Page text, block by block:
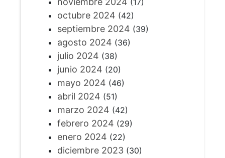
(17)
octubre 2024 (42)
septiembre 2024 (39)
agosto 2024 (36)
julio 2024 (38)
junio 2024 (20)
mayo 2024 (46)
abril 2024 (51)
marzo 2024 (42)
febrero 2024 (29)
enero 2024 (22)
diciembre 2023(30)